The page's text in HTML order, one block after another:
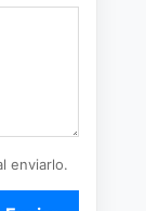
enviarlo.